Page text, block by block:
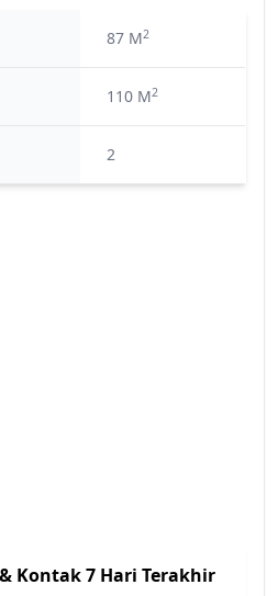
87 M2
110 M2
2
Kontak 7 Hari Terakhir